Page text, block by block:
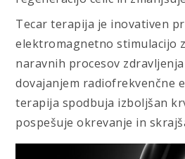
Tecar terapija je inovativen
elektromagnetno stimulacijo
naravnih procesov
dovajanjem radiofrekvenčne
terapija spodbuja izboljšan
pospešuje okrevanje in